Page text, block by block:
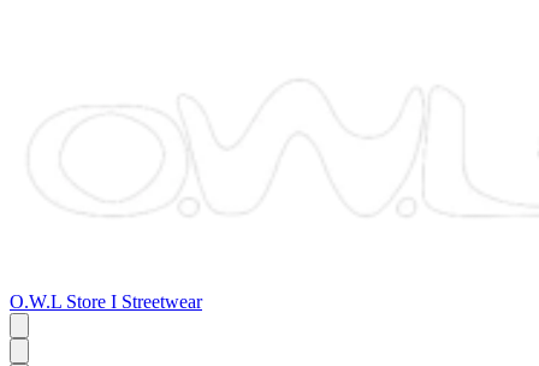
O.W.L Store I Streetwear